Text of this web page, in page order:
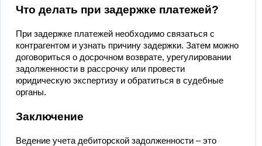
Что делать при задержке платежей?
При задержке платежей необходимо связаться с
контрагентом и узнать причину задержки. Затем можно
договориться о досрочном возврате, урегулировании
задолженности в рассрочку или провести
юридическую экспертизу и обратиться в судебные
органы.
Заключение
Ведение учета дебиторской задолженности – это